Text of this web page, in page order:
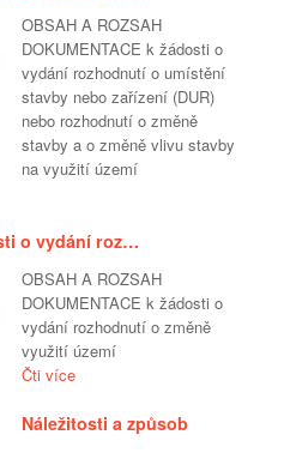
OBSAH A ROZSAH
DOKUMENTACE k žádosti o
vydání rozhodnutí o umístění
stavby nebo zařízení (DUR)
nebo rozhodnutí o změně
stavby a o změně vlivu stavby
na využití území
o vydání roz…
OBSAH A ROZSAH
DOKUMENTACE k žádosti o
vydání rozhodnutí o změně
využití území
Čti více
Náležitosti a způsob